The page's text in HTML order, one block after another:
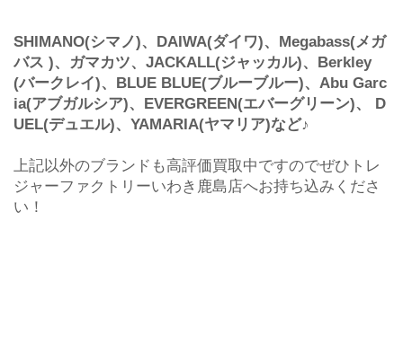
SHIMANO(シマノ)、DAIWA(ダイワ)、Megabass(メガ
バス )、ガマカツ、JACKALL(ジャッカル)、Berkley
(バークレイ)、BLUE BLUE(ブルーブルー)、Abu Garc
ia(アブガルシア)、EVERGREEN(エバーグリーン)、 D
UEL(デュエル)、YAMARIA(ヤマリア)など♪
上記以外のブランドも高評価買取中ですのでぜひトレ
ジャーファクトリーいわき鹿島店へお持ち込みくださ
い！